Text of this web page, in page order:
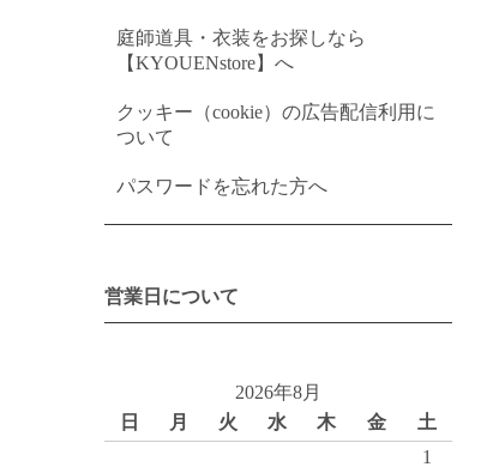
庭師道具・衣装をお探しなら
【KYOUENstore】へ
クッキー（cookie）の広告配信利用に
ついて
パスワードを忘れた方へ
営業日について
2026年8月
日
月 火 水 木 金
土
1